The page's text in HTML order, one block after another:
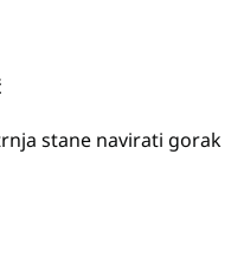
stane navirati gorak